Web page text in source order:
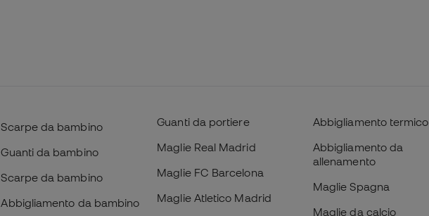
Scarpe da bambino
Guanti da bambino
Scarpe da bambino
Abbigliamento da bambino
Guanti da portiere
Maglie Real Madrid
Maglie FC Barcelona
Maglie Atletico Madrid
Abbigliamento termico
Abbigliamento da
allenamento
Maglie Spagna
Maglie da calcio